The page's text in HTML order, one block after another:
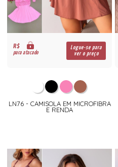
R$
para atacado
Logue-se para
ver o preço
LN76 - CAMISOLA EM MICROFIBRA
E RENDA